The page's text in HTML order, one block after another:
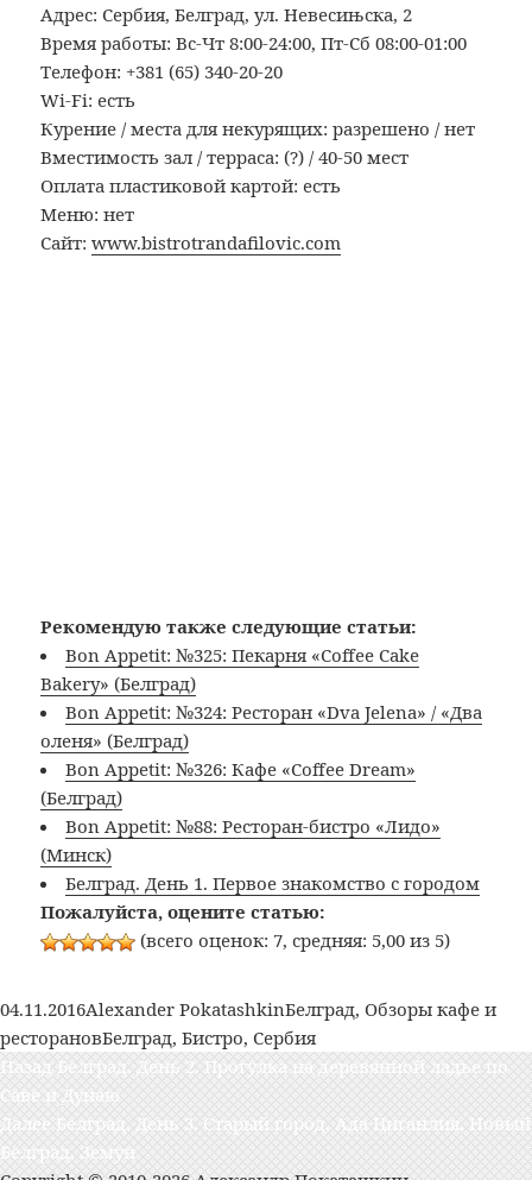
Адрес: Сербия, Белград, ул. Невесињска, 2
Время работы: Вс-Чт 8:00-24:00, Пт-Сб 08:00-01:00
Телефон: +381 (65) 340-20-20
Wi-Fi: есть
Курение / места для некурящих: разрешено / нет
Вместимость зал / терраса: (?) / 40-50 мест
Оплата пластиковой картой: есть
Меню: нет
Сайт:www.bistrotrandafilovic.com
Рекомендую также следующие статьи:
Bon Appetit: №325: Пекарня «Coffee Cake
Bakery» (Белград)
Bon Appetit: №324: Ресторан «Dva Jelena» / «Два
оленя» (Белград)
Bon Appetit: №326: Кафе «Coffee Dream»
(Белград)
Bon Appetit: №88: Ресторан-бистро «Лидо»
(Минск)
Белград. День 1. Первое знакомство с городом
Пожалуйста, оцените статью:
(всего оценок: 7, средняя: 5,00 из 5)
Опубликовано
04.11.2016Автор
Alexander PokatashkinРубрики
Белград, Обзоры кафе и
ресторановМетки
Белград, Бистро, Сербия
Навигация
по
записям
Назад Предыдущая
запись:
Белград. День 2. Прогулка на деревянной ладье по
Саве и Дунаю
Далее Следующая
запись:
Белград. День 3. Старый город, Ада Циганлия, Новый
Белград, Земун